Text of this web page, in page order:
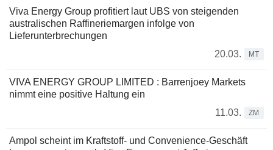
Viva Energy Group profitiert laut UBS von steigenden
australischen Raffineriemargen infolge von
Lieferunterbrechungen
20.03.
MT
VIVA ENERGY GROUP LIMITED : Barrenjoey Markets
nimmt eine positive Haltung ein
11.03.
ZM
Ampol scheint im Kraftstoff- und Convenience-Geschäft